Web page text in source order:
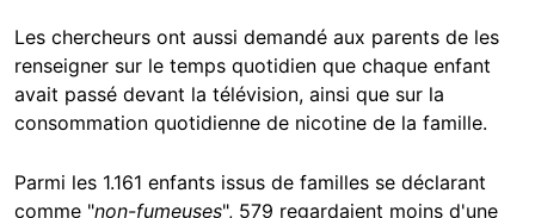
Les chercheurs ont aussi demandé aux parents de les
renseigner sur le temps quotidien que chaque enfant
avait passé devant la télévision, ainsi que sur la
consommation quotidienne de nicotine de la famille.
Parmi les 1.161 enfants issus de familles se déclarant
comme "non-fumeuses", 579 regardaient moins d'une